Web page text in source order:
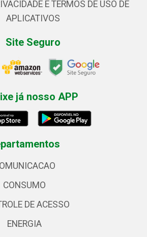
E TERMOS DE USO DE
APLICATIVOS
Site Seguro
já nosso APP
CONSUMO
DE ACESSO
ENERGIA